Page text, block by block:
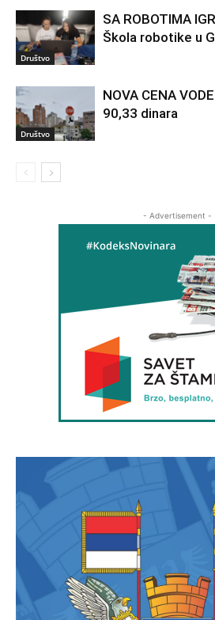
Društvo
SA ROBOTIMA
Škola robotike u
Društvo
NOVA CENA
90,33 dinara
- Advertisement -